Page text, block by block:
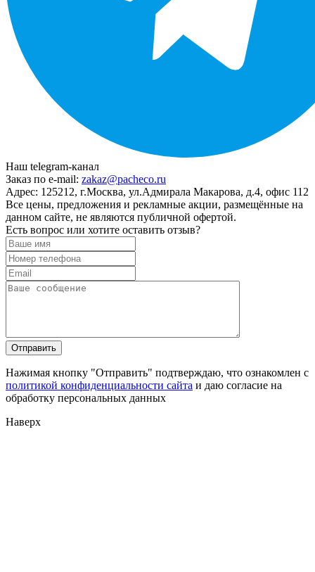
Наш telegram-канал
Заказ по e-mail: zakaz@pacheco.ru
Адрес: 125212, г.Москва, ул.Адмирала Макарова, д.4, офис 112
Все цены, предложения и рекламные акции, размещённые на
данном сайте, не являются публичной офертой.
Есть вопрос или хотите оставить отзыв?
Нажимая кнопку "Отправить" подтверждаю, что ознакомлен с
политикой конфиденциальности сайта и даю согласие на
обработку персональных данных
Наверх